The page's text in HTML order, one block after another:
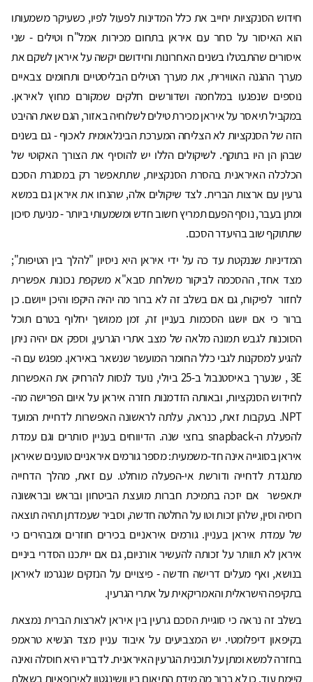
חידוש הסנקציות יחייב את כלל המדינות לפעול לפיו, כשעיקר משמעותו
הוא האיסור על סחר עם איראן בתחום מכירות אמל"ח וטילים - שני
איסורים שהתבטלו בשנים האחרונות וחידושם יקשה על איראן לשקם את
מערך ההגנה האווירית, את מערך הטילים הבליסטיים ותחומים צבאיים
נוספים שנפגעו במלחמה ושדורשים חלקים שמקורם מחוץ לאיראן.
במקביל תיאסר על איראן מכירת טילים לשלוחיה באזור, הגם שאת ההיבט
הזה של הסנקציות לא הצליחה המערכת הבינלאומית לאכוף - גם בשנים
שבהן הן היו בתוקף. לשיקולים הללו יש להוסיף את הצורך האקוטי של
הכלכלה האיראנית בהסרת הסנקציות, שתתאפשר רק במסגרת הסכם
גרעין עם ארצות הברית. לצד שיקולים אלה, שהנחו את איראן גם במשא
ומתן בעבר, נוסף הפעם תמריץ חשוב חדש ומשמעותי ביותר - מניעת סיכון
שתתוקף שוב בהיעדר הסכם.
המדיניות שננקטת עד כה על ידי איראן היא ניסיון "להלך בין הטיפות";
מצד אחד, ההסכמה לביקור משלחת סבא"א משקפת נכונות אפשרית
לחזור לפיקוח, גם אם בשלב זה לא ברור מה יהיה היקפו והיכן ייושם. כן
ברור כי אם יושגו הסכמות בעניין זה, זמן ממושך יחלוף בטרם תוכל
הסוכנות לגבש תמונה מלאה של מצב אתרי הגרעין, וספק אם יהיה ניתן
להגיע למסקנות לגבי כלל החומר המועשר שנשאר באיראן. מפגש עם ה-
3E , שנערך באיסטנבול ב-25 ביולי, נועד לנסות להרחיק את האפשרות
לחידוש הסנקציות, ובאותה הזדמנות חזרה איראן על איום הפרישה מה-
NPT. בעקבות זאת, כנראה, עלתה לראשונה האפשרות לדחיית המועד
להפעלת ה-snapback בחצי שנה. הדיווחים בעניין סותרים וגם עמדת
איראן בסוגייה אינה חד-משמעית: מספר גורמים איראניים טוענים שאיראן
מתנגדת לדחייה ודורשת אי-הפעלה מוחלט. עם זאת, מהלך הדחייה
יתאפשר אם יזכה בתמיכת חברות מועצת הביטחון ובראש ובראשונה
רוסיה וסין, שלהן זכות וטו על החלטה חדשה, וסביר שעמדתן תהיה תוצאה
של עמדת איראן בעניין. גורמים איראניים בכירים חוזרים ומבהירים כי
איראן לא תוותר על זכותה להעשיר אורניום, גם אם ייתכנו הסדרי ביניים
בנושא, ואף מעלים דרישה חדשה - פיצויים על הנזקים שנגרמו לאיראן
בתקיפה הישראלית והאמריקאית על אתרי הגרעין.
בשלב זה נראה כי סוגיית הסכם גרעין בין איראן לארצות הברית נמצאת
בקיפאון דיפלומטי. יש המצביעים על איבוד עניין מצד הנשיא טראמפ
בחזרה למשא ומתן על תוכנית הגרעין האיראנית. לדבריו היא חוסלה ואינה
קיימת עוד. כן לא ברור מה מידת התיאום בין וושינגטון לאירופאיות בשאלת